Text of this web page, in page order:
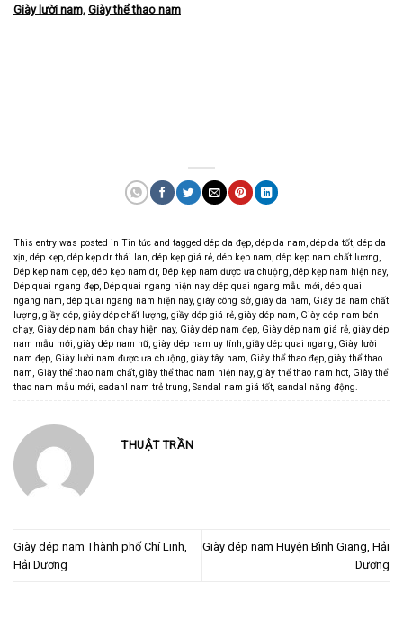
Giày lười nam, Giày thể thao nam
This entry was posted in Tin tức and tagged dép da đẹp, dép da nam, dép da tốt, dép da
xịn, dép kẹp, dép kẹp dr thái lan, dép kẹp giá rẻ, dép kẹp nam, dép kẹp nam chất lương,
Dép kẹp nam dẹp, dép kẹp nam dr, Dép kẹp nam được ưa chuộng, dép kẹp nam hiện nay,
Dép quai ngang đẹp, Dép quai ngang hiện nay, dép quai ngang mẫu mới, dép quai
ngang nam, dép quai ngang nam hiện nay, giày công sở, giày da nam, Giày da nam chất
lượng, giầy dép, giày dép chất lượng, giầy dép giá rẻ, giày dép nam, Giày dép nam bán
chạy, Giày dép nam bán chạy hiện nay, Giày dép nam đẹp, Giày dép nam giá rẻ, giày dép
nam mẫu mới, giày dép nam nữ, giày dép nam uy tính, giầy dép quai ngang, Giày lười
nam đẹp, Giày lười nam được ưa chuộng, giày tây nam, Giày thể thao đẹp, giày thể thao
nam, Giày thể thao nam chất, giày thể thao nam hiện nay, giày thể thao nam hot, Giày thể
thao nam mẫu mới, sadanl nam trẻ trung, Sandal nam giá tốt, sandal năng động.
THUẬT TRẦN
Giày dép nam Thành phố Chí Linh,
Hải Dương
Giày dép nam Huyện Bình Giang, Hải
Dương